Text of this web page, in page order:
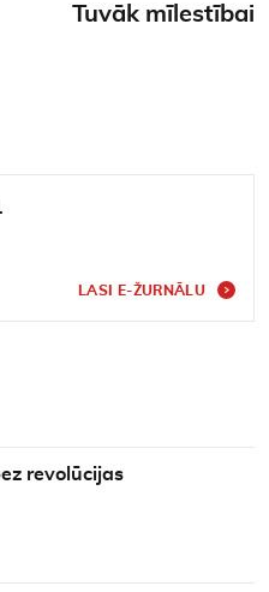
Tuvāk mīlestībai
LASI E-ŽURNĀLU
revolūcijas